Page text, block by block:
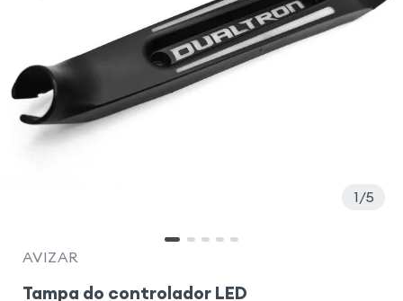
1 5
AVIZAR
Tampa do controlador LED